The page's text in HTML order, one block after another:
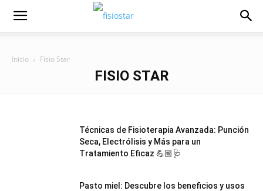
Inicio Fisio Star
FISIO STAR
Técnicas de Fisioterapia Avanzada: Punción
Seca, Electrólisis y Más para un
Tratamiento Eficaz 💪🏼🩺
Pasto miel: Descubre los beneficios y usos